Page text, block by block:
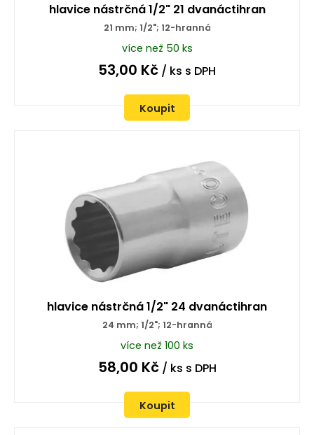
hlavice nástrčná 1/2" 21 dvanáctihran
21 mm; 1/2"; 12-hranná
více než 50 ks
53,00 Kč / ks s DPH
Koupit
hlavice nástrčná 1/2" 24 dvanáctihran
24 mm; 1/2"; 12-hranná
více než 100 ks
58,00 Kč/ ks s DPH
Koupit